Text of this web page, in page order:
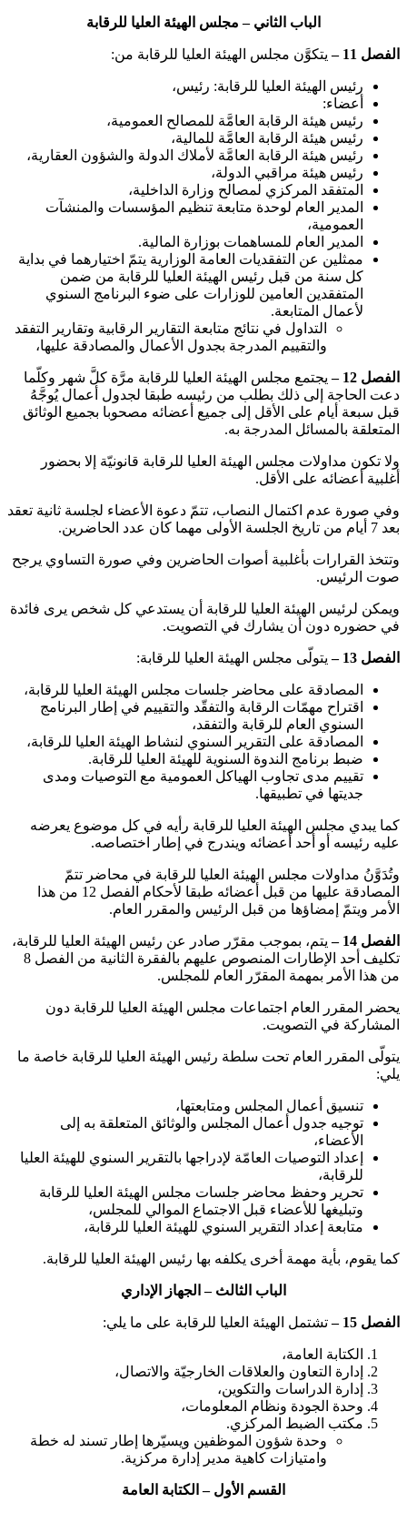
الباب الثاني – مجلس الهيئة العليا للرقابة
الفصل 11 – يتكوَّن مجلس الهيئة العليا للرقابة من:
رئيس الهيئة العليا للرقابة: رئيس،
أعضاء:
رئيس هيئة الرقابة العامَّة للمصالح العمومية،
رئيس هيئة الرقابة العامَّة للمالية،
رئيس هيئة الرقابة العامَّة لأملاك الدولة والشؤون العقارية،
رئيس هيئة مراقبي الدولة،
المتفقد المركزي لمصالح وزارة الداخلية،
المدير العام لوحدة متابعة تنظيم المؤسسات والمنشآت
العمومية،
المدير العام للمساهمات بوزارة المالية.
ممثلين عن التفقديات العامة الوزارية يتمّ اختيارهما في بداية
كل سنة من قبل رئيس الهيئة العليا للرقابة من ضمن
المتفقدين العامين للوزارات على ضوء البرنامج السنوي
لأعمال المتابعة.
التداول في نتائج متابعة التقارير الرقابية وتقارير التفقد
والتقييم المدرجة بجدول الأعمال والمصادقة عليها،
الفصل 12 –
يجتمع مجلس الهيئة العليا للرقابة مرَّة كلَّ شهر وكلّما
دعت الحاجة إلى ذلك بطلب من رئيسه طبقا لجدول أعمال يُوجَّهُ
قبل سبعة أيام على الأقل إلى جميع أعضائه مصحوبا بجميع الوثائق
المتعلقة بالمسائل المدرجة به.
ولا تكون مداولات مجلس الهيئة العليا للرقابة قانونيّة إلا بحضور
أغلبية أعضائه على الأقل.
وفي صورة عدم اكتمال النصاب، تتمّ دعوة الأعضاء لجلسة ثانية تعقد
بعد 7 أيام من تاريخ الجلسة الأولى مهما كان عدد الحاضرين.
وتتخذ القرارات بأغلبية أصوات الحاضرين وفي صورة التساوي يرجح
صوت الرئيس.
ويمكن لرئيس الهيئة العليا للرقابة أن يستدعي كل شخص يرى فائدة
في حضوره دون أن يشارك في التصويت.
الفصل 13 – يتولّى مجلس الهيئة العليا للرقابة:
المصادقة على محاضر جلسات مجلس الهيئة العليا للرقابة،
اقتراح مهمّات الرقابة والتفقّد والتقييم في إطار البرنامج
السنوي العام للرقابة والتفقد،
المصادقة على التقرير السنوي لنشاط الهيئة العليا للرقابة،
ضبط برنامج الندوة السنوية للهيئة العليا للرقابة.
تقييم مدى تجاوب الهياكل العمومية مع التوصيات ومدى
جديتها في تطبيقها.
كما يبدي مجلس الهيئة العليا للرقابة رأيه في كل موضوع يعرضه
عليه رئيسه أو أحد أعضائه ويندرج في إطار اختصاصه.
وتُدَوَّنُ مداولات مجلس الهيئة العليا للرقابة في محاضر تتمّ
المصادقة عليها من قبل أعضائه طبقا لأحكام الفصل 12 من هذا
الأمر ويتمّ إمضاؤها من قبل الرئيس والمقرر العام.
الفصل 14 –
يتم، بموجب مقرّر صادر عن رئيس الهيئة العليا للرقابة،
تكليف أحد الإطارات المنصوص عليهم بالفقرة الثانية من الفصل 8
من هذا الأمر بمهمة المقرّر العام للمجلس.
يحضر المقرر العام اجتماعات مجلس الهيئة العليا للرقابة دون
المشاركة في التصويت.
يتولّى المقرر العام تحت سلطة رئيس الهيئة العليا للرقابة خاصة ما
يلي:
تنسيق أعمال المجلس ومتابعتها،
توجيه جدول أعمال المجلس والوثائق المتعلقة به إلى
الأعضاء،
إعداد التوصيات العامّة لإدراجها بالتقرير السنوي للهيئة العليا
للرقابة،
تحرير وحفظ محاضر جلسات مجلس الهيئة العليا للرقابة
وتبليغها للأعضاء قبل الاجتماع الموالي للمجلس،
متابعة إعداد التقرير السنوي للهيئة العليا للرقابة،
كما يقوم، بأية مهمة أخرى يكلفه بها رئيس الهيئة العليا للرقابة.
الباب الثالث – الجهاز الإداري
الفصل 15 – تشتمل الهيئة العليا للرقابة على ما يلي:
الكتابة العامة،
إدارة التعاون والعلاقات الخارجيّة والاتصال،
إدارة الدراسات والتكوين،
وحدة الجودة ونظام المعلومات،
مكتب الضبط المركزي.
وحدة شؤون الموظفين ويسيّرها إطار تسند له خطة
وامتيازات كاهية مدير إدارة مركزية.
القسم الأول – الكتابة العامة